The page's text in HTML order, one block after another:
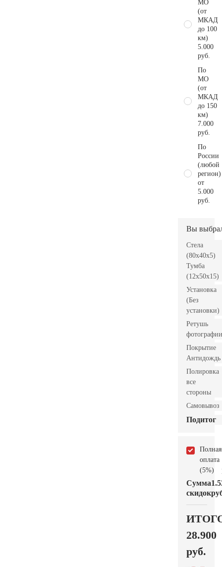
МО
(от
МКАД
до 100
км)
5.000
руб.
По
МО
(от
МКАД
до 150
км)
7.000
руб.
По
России
(любой
регион)
от
5.000
руб.
Вы
Стела
(80x40x5)
Тумба
(12x50x15)
Установка
(Без
установки)
Ретушь
фотографии
Покрытие
Антидождь
Полировка
все
стороны
Самовывоз
Подитог
Полная
оплата
(5%)
Сумма
скидок
28.900
руб.